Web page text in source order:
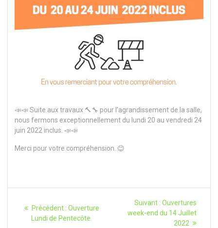
📣📣 Suite aux travaux 🔨🔧 pour l’agrandissement de la salle,
nous fermons exceptionnellement du lundi 20 au vendredi 24
juin 2022 inclus. 📣📣
Merci pour votre compréhension. 😊
Précédent : Article
précédent
Ouverture
Lundi de Pentecôte.
Suivant : Article
suivant
Ouvertures
week-end du 14 Juillet
2022